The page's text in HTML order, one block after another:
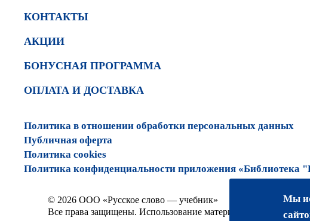
КОНТАКТЫ
АКЦИИ
БОНУСНАЯ ПРОГРАММА
ОПЛАТА И ДОСТАВКА
Политика в отношении обработки персональных данных
Публичная оферта
Политика cookies
Политика конфиденциальности приложения «Библиотека
© 2026 ООО «Русское слово — учебник»
Все права защищены. Использование материалов сайта
Мы